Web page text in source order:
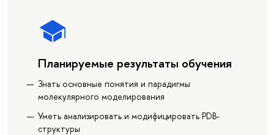
Планируемые результаты обучения
Знать основные понятия и парадигмы
молекулярного моделирования
Уметь анализировать и модифицировать PDB-
структуры